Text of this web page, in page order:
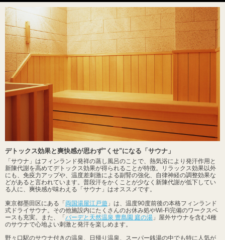
デトックス効果と爽快感が思わず"くせ"になる「サウナ」
「サウナ」はフィンランド発祥の蒸し風呂のことで、熱気浴により発汗作用と
新陳代謝を高めてデトックス効果が得られることが特徴。リラックス効果以外
にも、免疫力アップや、温度差刺激による副腎の強化、自律神経の調整効果な
どがあると言われています。普段汗をかくことが少なく新陳代謝が低下してい
る人に、爽快感が味わえる「サウナ」はオススメです。
東京都墨田区にある「 両国湯屋江戸遊 」は、温度90度前後の本格フィンランド
式ドライサウナ。その他施設内にたくさんのお休み処やWi-Fi完備のワークスペ
ースも充実。また、「 バーデと天然温泉 豊島園 庭の湯 」屋外サウナを含む4種
のサウナで心地よい刺激と発汗を楽しめます。
野々口駅のサウナ付きの温泉、日帰り温泉、スーパー銭湯の中でも特に人気が